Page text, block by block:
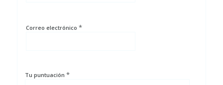
Correo electrónico *
Tu puntuación *